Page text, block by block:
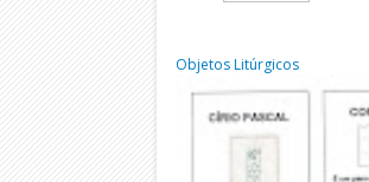
Objetos Litúrgicos